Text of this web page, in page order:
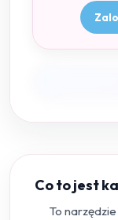
Co to jest
To